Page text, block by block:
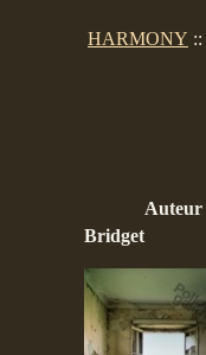
HARMONY ::
Auteur
Bridget